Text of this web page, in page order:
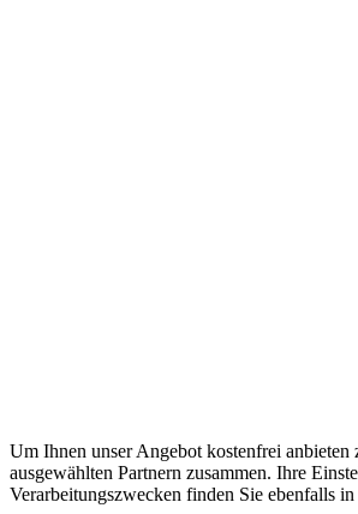
Um Ihnen unser Angebot kostenfrei
ausgewählten Partnern zusammen. Ihre
Verarbeitungszwecken finden Sie ebenfalls